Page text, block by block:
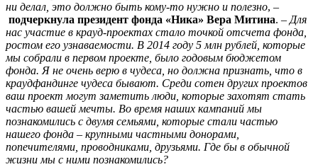
ни делал, это должно быть кому-то нужно и полезно, –
подчеркнула президент фонда «Ника» Вера Митина. –Для
нас участие в крауд-проектах стало точкой отсчета фонда,
ростом его узнаваемости. В 2014 году 5 млн рублей, которые
мы собрали в первом проекте, было годовым бюджетом
фонда. Я не очень верю в чудеса, но должна признать, что в
краудфандинге чудеса бывают. Среди сотен других проектов
ваш проект могут заметить люди, которые захотят стать
частью вашей мечты. Во время наших кампаний мы
познакомились с двумя семьями, которые стали частью
нашего фонда – крупными частными донорами,
попечителями, проводниками, друзьями. Где бы в обычной
жизни мы с ними познакомились?